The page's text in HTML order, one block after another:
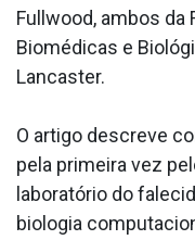
Fullwood, ambos da
Biomédicas e
Lancaster.
O artigo descreve
pela primeira vez
laboratório do
biologia